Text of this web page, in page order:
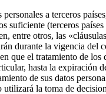
personales a terceros
suficiente (terceros
entre otros, las
durante la vigencia
que el tratamiento de los
hasta la expiración
de sus datos
la toma de